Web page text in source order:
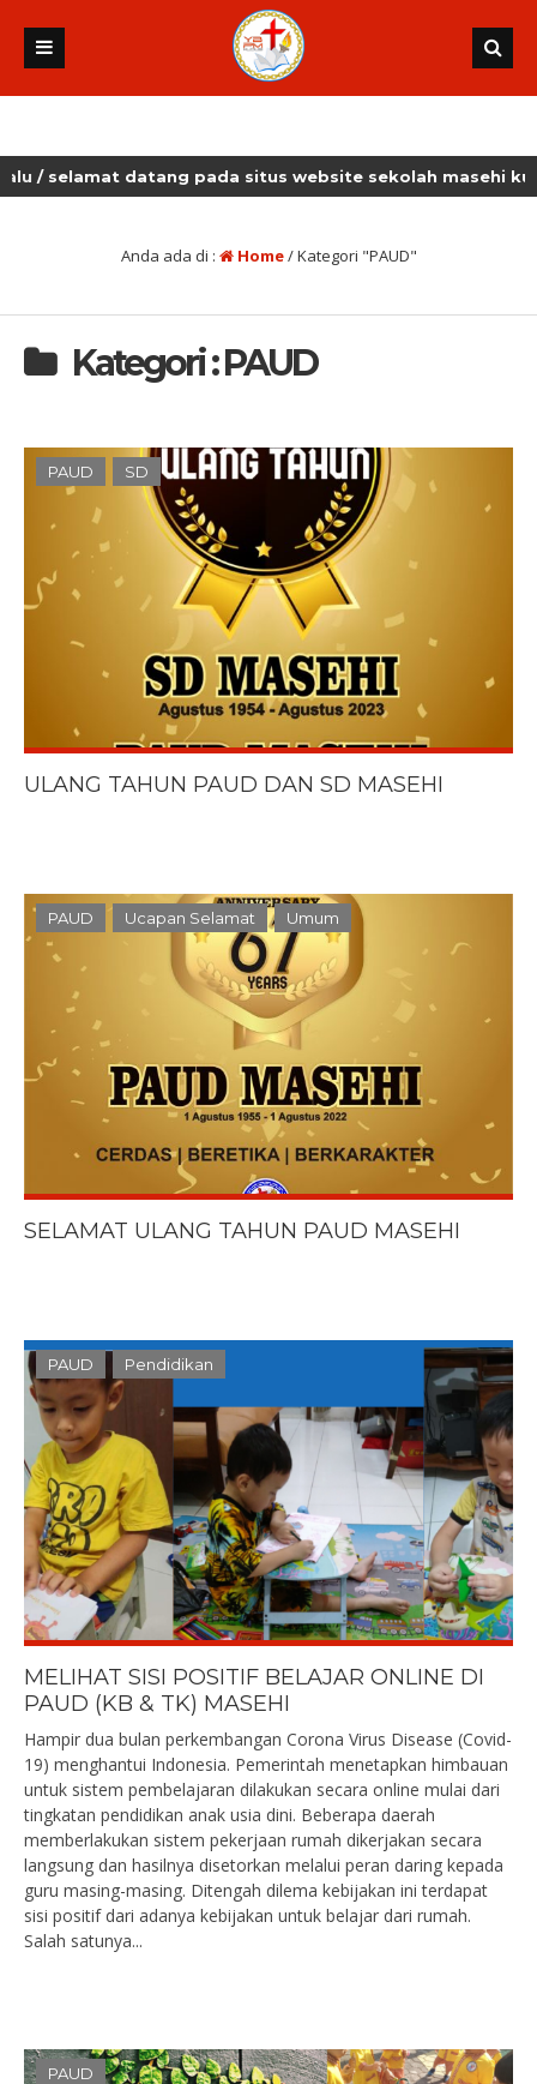
datang pada situs website sekolah masehi kudus
Anda ada di : Home/Kategori "PAUD"
Kategori : PAUD
PAUD SD
ULANG TAHUN PAUD DAN SD MASEHI
PAUD Ucapan Selamat Umum
SELAMAT ULANG TAHUN PAUD MASEHI
PAUD Pendidikan
MELIHAT SISI POSITIF BELAJAR ONLINE DI
PAUD (KB & TK) MASEHI
Hampir dua bulan perkembangan Corona Virus Disease (Covid-
19) menghantui Indonesia. Pemerintah menetapkan himbauan
untuk sistem pembelajaran dilakukan secara online mulai dari
tingkatan pendidikan anak usia dini. Beberapa daerah
memberlakukan sistem pekerjaan rumah dikerjakan secara
langsung dan hasilnya disetorkan melalui peran daring kepada
guru masing-masing. Ditengah dilema kebijakan ini terdapat
sisi positif dari adanya kebijakan untuk belajar dari rumah.
Salah satunya...
PAUD